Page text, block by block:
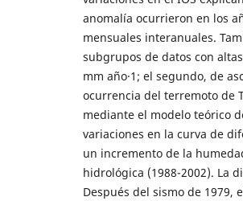
anomalía ocurrieron en los
mensuales interanuales.
subgrupos de datos con
mm año·1; el segundo, de
ocurrencia del terremoto de
mediante el modelo teórico
variaciones en la curva de
un incremento de la
hidrológica (1988-2002). La
Después del sismo de 1979,